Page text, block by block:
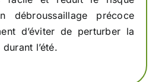
débroussaillage précoce
d’éviter de perturber la
l’été.